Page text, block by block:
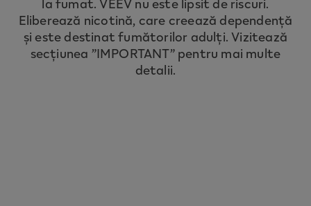
Eliberează nicotină, care creează dependență
și este destinat fumătorilor adulți. Vizitează
secțiunea ”IMPORTANT” pentru mai multe
detalii.